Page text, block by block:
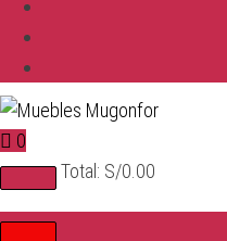
0
Total: S/0.00